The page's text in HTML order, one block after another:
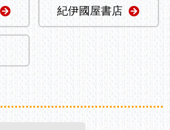
紀伊國屋書店